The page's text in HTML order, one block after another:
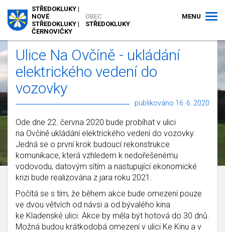
OBEC
STŘEDOKLUKY
STŘEDOKLUKY |
NOVÉ
STŘEDOKLUKY |
ČERNOVIČKY
MENU
Ulice Na Ovčíně - ukládání
elektrického vedení do
vozovky
publikováno 16. 6. 2020
Ode dne 22. června 2020 bude probíhat v ulici
na Ovčíně ukládání elektrického vedení do vozovky.
Jedná se o první krok budoucí rekonstrukce
komunikace, která vzhledem k nedořešenému
vodovodu, datovým sítím a nastupující ekonomické
krizi bude realizována z jara roku 2021.
Počítá se s tím, že během akce bude omezení pouze
ve dvou větvích od návsi a od bývalého kina
ke Kladenské ulici. Akce by měla být hotová do 30 dnů.
Možná budou krátkodobá omezení v ulici Ke Kinu a v